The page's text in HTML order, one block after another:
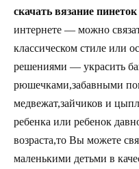
скачать вязание
интернете — можно
классическом стиле или
решениями — украсить
рюшечками,забавными
медвежат,зайчиков и
ребенка или ребенок
возраста,то Вы можете
маленькими детьми в